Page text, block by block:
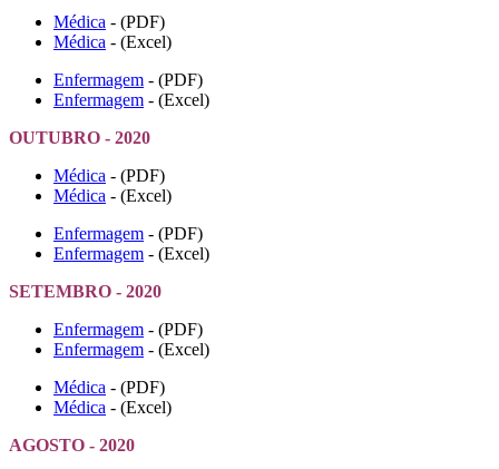
Médica - (PDF)
Médica - (Excel)
Enfermagem - (PDF)
Enfermagem - (Excel)
OUTUBRO - 2020
Médica - (PDF)
Médica - (Excel)
Enfermagem - (PDF)
Enfermagem - (Excel)
SETEMBRO - 2020
Enfermagem - (PDF)
Enfermagem - (Excel)
Médica - (PDF)
Médica - (Excel)
AGOSTO - 2020